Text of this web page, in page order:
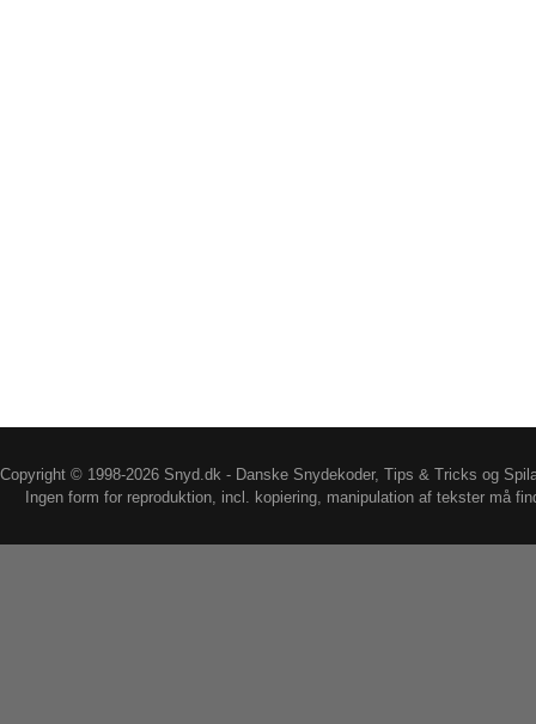
Copyright © 1998-2026 Snyd.dk - Danske Snydekoder, Tips & Tricks og
Ingen form for reproduktion, incl. kopiering, manipulation af tekster må